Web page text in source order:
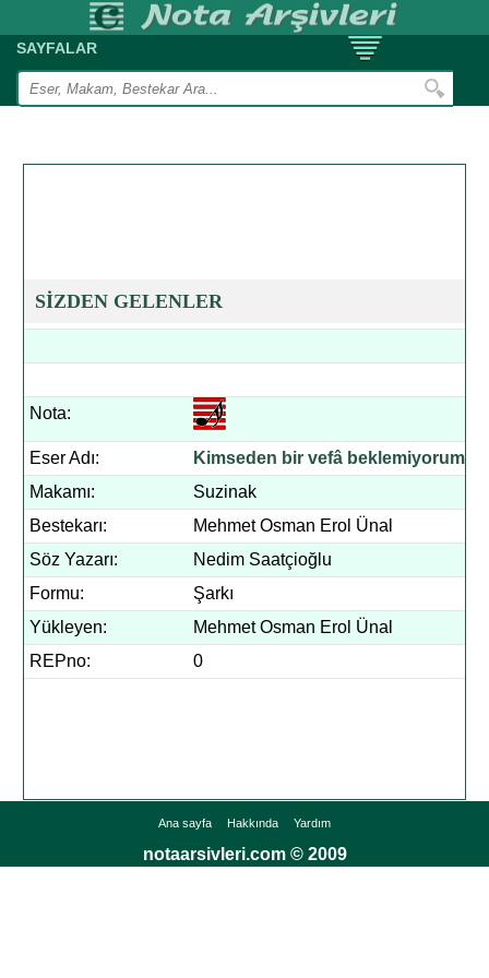
SAYFALAR
SİZDEN GELENLER
Nota:
Eser Adı:
Kimseden bir vefâ beklemiyorum
Makamı:
Suzinak
Bestekarı:
Mehmet Osman Erol Ünal
Söz Yazarı:
Nedim Saatçioğlu
Formu:
Şarkı
Yükleyen:
Mehmet Osman Erol Ünal
REPno:
0
Ana sayfa Hakkında Yardım
notaarsivleri.com © 2009